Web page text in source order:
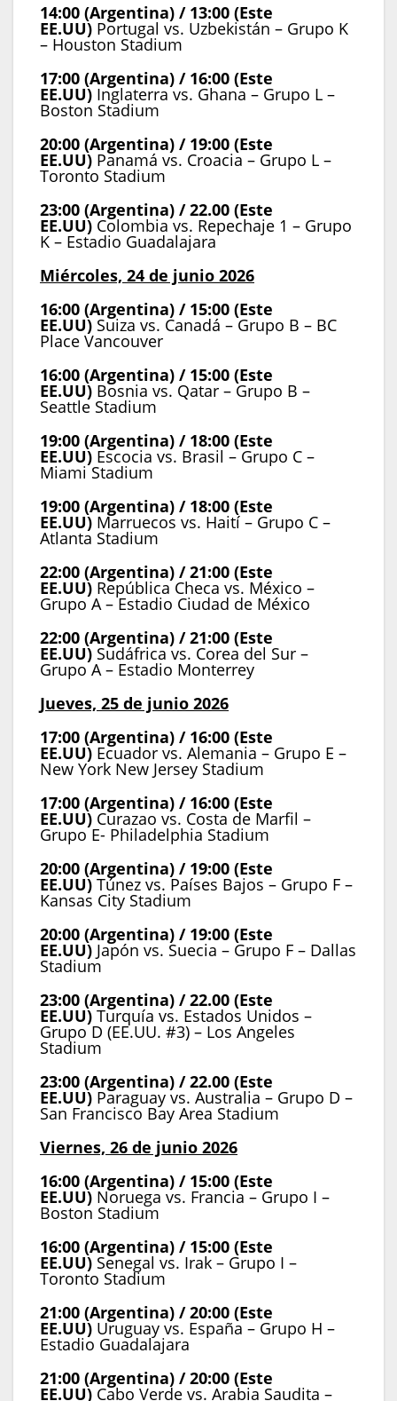
14:00 (Argentina) / 13:00 (Este
EE.UU) Portugal vs. Uzbekistán – Grupo K
– Houston Stadium
17:00 (Argentina) / 16:00 (Este
EE.UU) Inglaterra vs. Ghana – Grupo L –
Boston Stadium
20:00 (Argentina) / 19:00 (Este
EE.UU) Panamá vs. Croacia – Grupo L –
Toronto Stadium
23:00 (Argentina) / 22.00 (Este
EE.UU) Colombia vs. Repechaje 1 – Grupo
K – Estadio Guadalajara
Miércoles, 24 de junio 2026
16:00 (Argentina) / 15:00 (Este
EE.UU) Suiza vs. Canadá – Grupo B – BC
Place Vancouver
16:00 (Argentina) / 15:00 (Este
EE.UU) Bosnia vs. Qatar – Grupo B –
Seattle Stadium
19:00 (Argentina) / 18:00 (Este
EE.UU) Escocia vs. Brasil – Grupo C –
Miami Stadium
19:00 (Argentina) / 18:00 (Este
EE.UU) Marruecos vs. Haití – Grupo C –
Atlanta Stadium
22:00 (Argentina) / 21:00 (Este
EE.UU) República Checa vs. México –
Grupo A – Estadio Ciudad de México
22:00 (Argentina) / 21:00 (Este
EE.UU) Sudáfrica vs. Corea del Sur –
Grupo A – Estadio Monterrey
Jueves, 25 de junio 2026
17:00 (Argentina) / 16:00 (Este
EE.UU) Ecuador vs. Alemania – Grupo E –
New York New Jersey Stadium
17:00 (Argentina) / 16:00 (Este
EE.UU) Curazao vs. Costa de Marfil –
Grupo E- Philadelphia Stadium
20:00 (Argentina) / 19:00 (Este
EE.UU) Túnez vs. Países Bajos – Grupo F –
Kansas City Stadium
20:00 (Argentina) / 19:00 (Este
EE.UU) Japón vs. Suecia – Grupo F – Dallas
Stadium
23:00 (Argentina) / 22.00 (Este
EE.UU) Turquía vs. Estados Unidos –
Grupo D (EE.UU. #3) – Los Angeles
Stadium
23:00 (Argentina) / 22.00 (Este
EE.UU) Paraguay vs. Australia – Grupo D –
San Francisco Bay Area Stadium
Viernes, 26 de junio 2026
16:00 (Argentina) / 15:00 (Este
EE.UU) Noruega vs. Francia – Grupo I –
Boston Stadium
16:00 (Argentina) / 15:00 (Este
EE.UU) Senegal vs. Irak – Grupo I –
Toronto Stadium
21:00 (Argentina) / 20:00 (Este
EE.UU) Uruguay vs. España – Grupo H –
Estadio Guadalajara
21:00 (Argentina) / 20:00 (Este
EE.UU) Cabo Verde vs. Arabia Saudita –